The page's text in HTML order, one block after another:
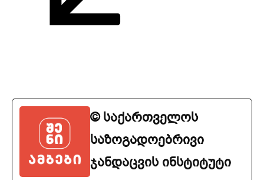
© საქართველოს
საზოგადოებრივი
ჯანდაცვის ინსტიტუტი